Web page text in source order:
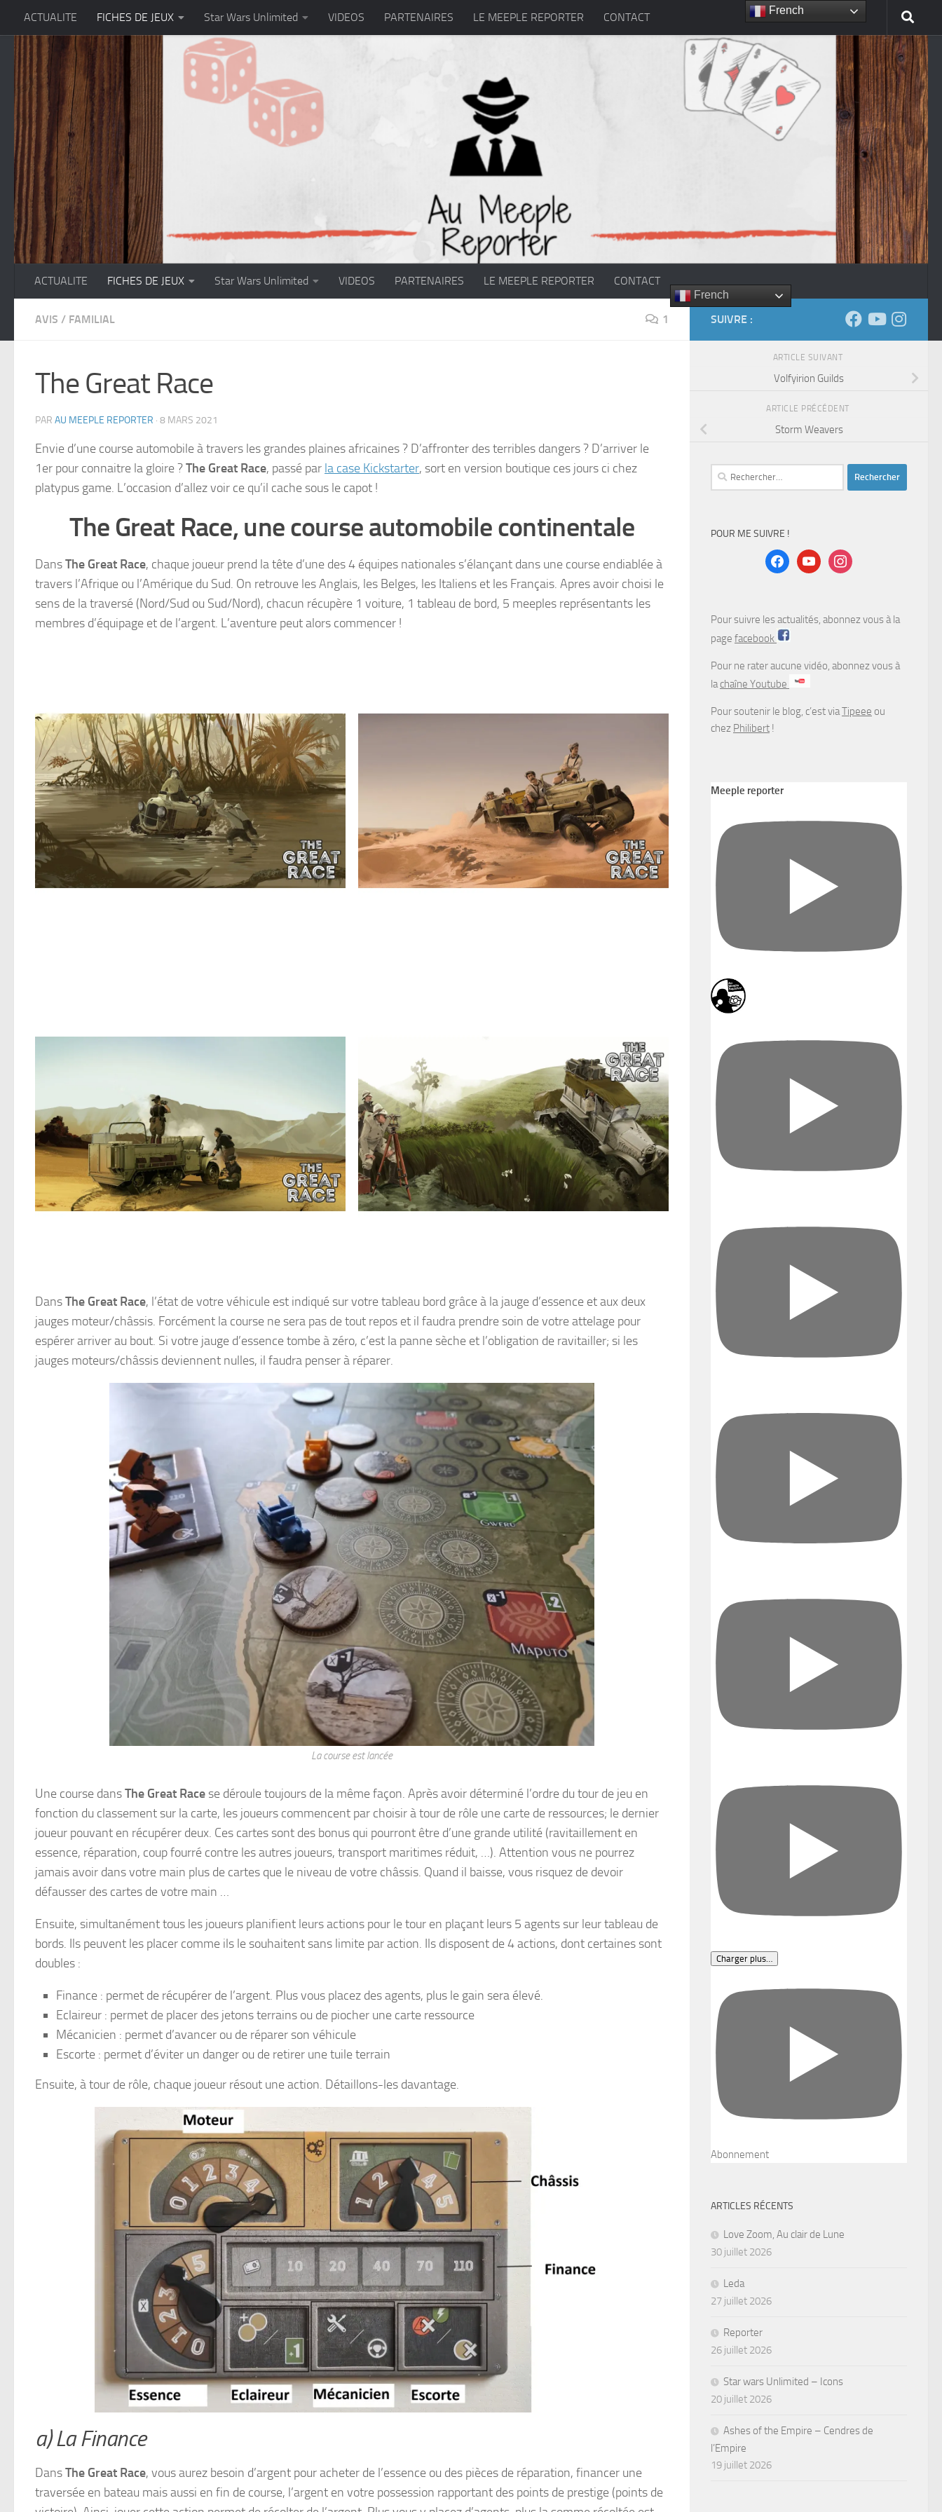
Skip to content
ACTUALITE FICHES DE JEUX Star Wars Unlimited VIDEOS PARTENAIRES LE MEEPLE REPORTER CONTACT
ACTUALITE FICHES DE JEUX Star Wars Unlimited VIDEOS PARTENAIRES LE MEEPLE REPORTER CONTACT
French
AVIS / FAMILIAL 1
The Great Race
PAR AU MEEPLE REPORTER · 8 MARS 2021
Envie d’une course automobile à travers les grandes plaines africaines ? D’affronter des terribles dangers ? D’arriver le
1er pour connaitre la gloire ?The Great Race, passé par la case Kickstarter, sort en version boutique ces jours ci chez
platypus game. L’occasion d’allez voir ce qu’il cache sous le capot !
The Great Race, une course automobile continentale
DansThe Great Race, chaque joueur prend la tête d’une des 4 équipes nationales s’élançant dans une course endiablée à
travers l’Afrique ou l’Amérique du Sud. On retrouve les Anglais, les Belges, les Italiens et les Français. Apres avoir choisi le
sens de la traversé (Nord/Sud ou Sud/Nord), chacun récupère 1 voiture, 1 tableau de bord, 5 meeples représentants les
membres d’équipage et de l’argent. L’aventure peut alors commencer !
DansThe Great Race, l’état de votre véhicule est indiqué sur votre tableau bord grâce à la jauge d’essence et aux deux
jauges moteur/châssis. Forcément la course ne sera pas de tout repos et il faudra prendre soin de votre attelage pour
espérer arriver au bout. Si votre jauge d’essence tombe à zéro, c’est la panne sèche et l’obligation de ravitailler; si les
jauges moteurs/châssis deviennent nulles, il faudra penser à réparer.
La course est lancée
Une course dansThe Great Race se déroule toujours de la même façon. Après avoir déterminé l’ordre du tour de jeu en
fonction du classement sur la carte, les joueurs commencent par choisir à tour de rôle une carte de ressources; le dernier
joueur pouvant en récupérer deux. Ces cartes sont des bonus qui pourront être d’une grande utilité (ravitaillement en
essence, réparation, coup fourré contre les autres joueurs, transport maritimes réduit, …). Attention vous ne pourrez
jamais avoir dans votre main plus de cartes que le niveau de votre châssis. Quand il baisse, vous risquez de devoir
défausser des cartes de votre main …
Ensuite, simultanément tous les joueurs planifient leurs actions pour le tour en plaçant leurs 5 agents sur leur tableau de
bords. Ils peuvent les placer comme ils le souhaitent sans limite par action. Ils disposent de 4 actions, dont certaines sont
doubles :
Finance : permet de récupérer de l’argent. Plus vous placez des agents, plus le gain sera élevé.
Eclaireur : permet de placer des jetons terrains ou de piocher une carte ressource
Mécanicien : permet d’avancer ou de réparer son véhicule
Escorte : permet d’éviter un danger ou de retirer une tuile terrain
Ensuite, à tour de rôle, chaque joueur résout une action. Détaillons-les davantage.
a) La Finance
DansThe Great Race, vous aurez besoin d’argent pour acheter de l’essence ou des pièces de réparation, financer une
traversée en bateau mais aussi en fin de course, l’argent en votre possession rapportant des points de prestige (points de
SUIVRE :
ARTICLE SUIVANT
Volfyirion Guilds
ARTICLE PRÉCÉDENT
Storm Weavers
Rechercher :
POUR ME SUIVRE !
facebookyoutubeinstagram
Pour suivre les actualités, abonnez vous à la
page facebook
Pour ne rater aucune vidéo, abonnez vous à
lachaîne Youtube
Pour soutenir le blog, c’est viaTipeee ou
chez Philibert !
Meeple reporter
Charger plus…
Abonnement
ARTICLES RÉCENTS
Love Zoom, Au clair de Lune
30 juillet 2026
Leda
27 juillet 2026
Reporter
26 juillet 2026
Star wars Unlimited – Icons
20 juillet 2026
Ashes of the Empire – Cendres de
l’Empire
19 juillet 2026
French